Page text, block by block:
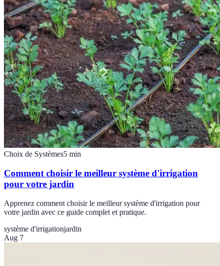
Choix de Systèmes5 min
Comment choisir le meilleur système d'irrigation
pour votre jardin
Apprenez comment choisir le meilleur système d'irrigation pour
votre jardin avec ce guide complet et pratique.
système d'irrigationjardin
Aug 7